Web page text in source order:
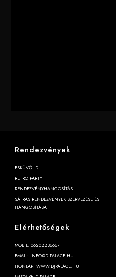
Rendezvények
ESKÜVŐI DJ
RETRO PARTY
RENDEZVÉNYHANGOSÍTÁS
SÁTRAS RENDEZVÉNYEK SZERVEZÉSE ÉS
HANGOSÍTÁSA
Elérhetőségek
MOBIL: 06202236667
EMAIL: INFO@DJPALACE.HU
HONLAP: WWW.DJPALACE.HU